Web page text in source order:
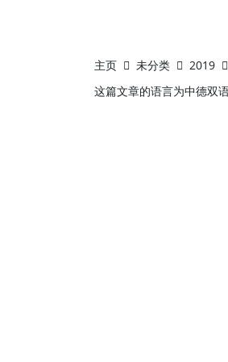
主页 未分类 2019
这篇文章的语言为中德双